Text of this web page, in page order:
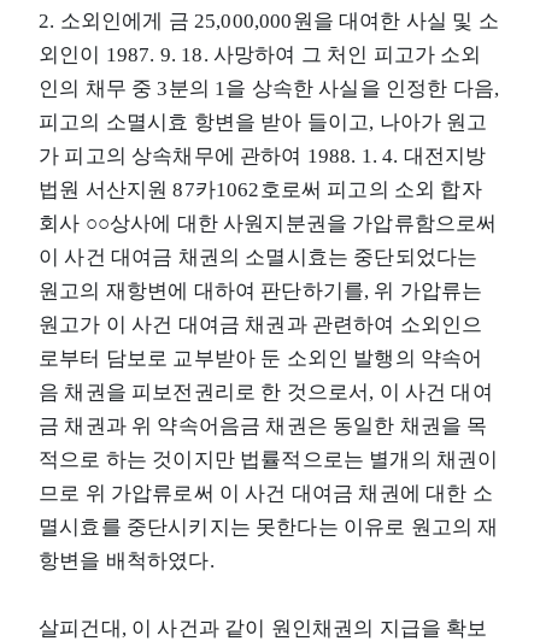
2. 소외인에게 금 25,000,000원을 대여한 사실 및 소
외인이 1987. 9. 18. 사망하여 그 처인 피고가 소외
인의 채무 중 3분의 1을 상속한 사실을 인정한 다음,
피고의 소멸시효 항변을 받아 들이고, 나아가 원고
가 피고의 상속채무에 관하여 1988. 1. 4. 대전지방
법원 서산지원 87카1062호로써 피고의 소외 합자
회사 ○○상사에 대한 사원지분권을 가압류함으로써
이 사건 대여금 채권의 소멸시효는 중단되었다는
원고의 재항변에 대하여 판단하기를, 위 가압류는
원고가 이 사건 대여금 채권과 관련하여 소외인으
로부터 담보로 교부받아 둔 소외인 발행의 약속어
음 채권을 피보전권리로 한 것으로서, 이 사건 대여
금 채권과 위 약속어음금 채권은 동일한 채권을 목
적으로 하는 것이지만 법률적으로는 별개의 채권이
므로 위 가압류로써 이 사건 대여금 채권에 대한 소
멸시효를 중단시키지는 못한다는 이유로 원고의 재
항변을 배척하였다.
살피건대, 이 사건과 같이 원인채권의 지급을 확보